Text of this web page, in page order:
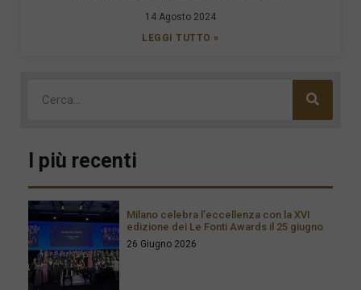
14 Agosto 2024
LEGGI TUTTO »
I più recenti
Milano celebra l’eccellenza con la XVI
edizione dei Le Fonti Awards il 25 giugno
26 Giugno 2026